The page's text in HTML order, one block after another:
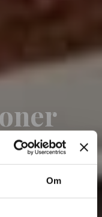
Om
levering og